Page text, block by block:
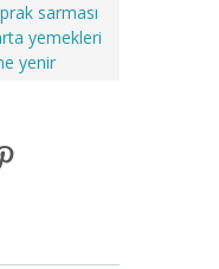
sarması
yemekleri
yenir